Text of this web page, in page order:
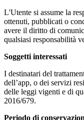
L'Utente si assume la
ottenuti, pubblicati o
avere il diritto di
qualsiasi responsabilità
Soggetti interessati
I destinatari del
dell’app, o dei servizi
delle leggi vigenti e di
2016/679.
Periodo di